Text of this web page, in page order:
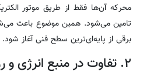
محرکه آن‌ها فقط از طریق موتور
تامین می‌شود. همین موضوع باعث
برقی از پایه‌ای‌ترین سطح فنی آغاز شود.
۲. تفاوت در منبع انرژی و روش تامین نیرو